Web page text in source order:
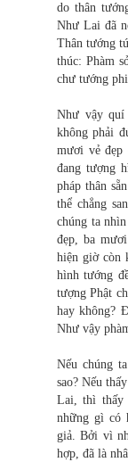
do thân
Như Lai đã
Thân tướng
thúc: Phàm
chư tướng
Như vậy
không phải
mươi vẻ
đang tượng
pháp thân
thể chẳng
chúng ta
đẹp, ba
hiện giờ còn
hình tướng
tượng Phật
hay không?
Như vậy
Nếu chúng
sao? Nếu
Lai, thì thấy
những gì có
giả. Bởi vì
hợp, đã là